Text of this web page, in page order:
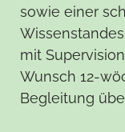
sowie einer
mit
Wunsch 12-
Begleitung